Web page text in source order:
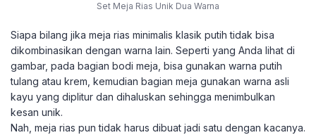
Set Meja Rias Unik Dua Warna
Siapa bilang jika meja rias minimalis klasik putih tidak bisa
dikombinasikan dengan warna lain. Seperti yang Anda lihat di
gambar, pada bagian bodi meja, bisa gunakan warna putih
tulang atau krem, kemudian bagian meja gunakan warna asli
kayu yang diplitur dan dihaluskan sehingga menimbulkan
kesan unik.
Nah, meja rias pun tidak harus dibuat jadi satu dengan kacanya.